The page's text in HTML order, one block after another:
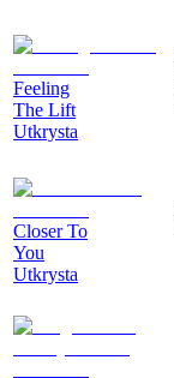
Feeling
The Lift
Utkrysta
Closer To
You
Utkrysta